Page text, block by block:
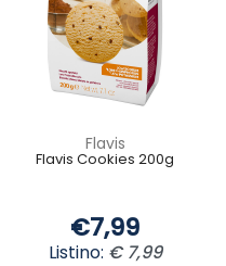
Flavis
Flavis Cookies 200g
€7,99
Listino: € 7,99